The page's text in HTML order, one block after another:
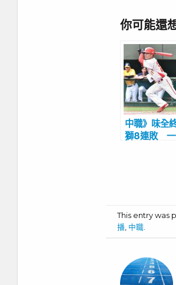
你可能還
中職》味全
獅8連敗 一
This entry was
播 中職